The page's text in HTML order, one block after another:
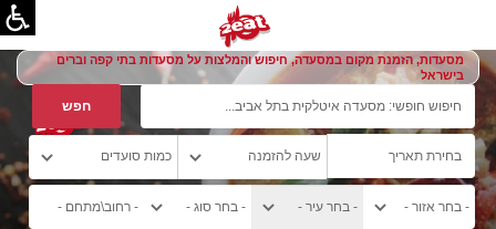
מסעדות, הזמנת מקום במסעדה, חיפוש והמלצות על מסעדות בתי קפה וברים
בישראל